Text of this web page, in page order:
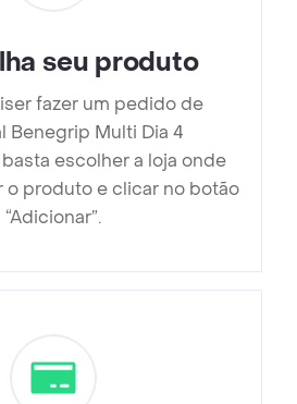
seu produto
fazer um pedido de
Benegrip Multi Dia 4
escolher a loja onde
o produto e clicar no botão
“Adicionar”.